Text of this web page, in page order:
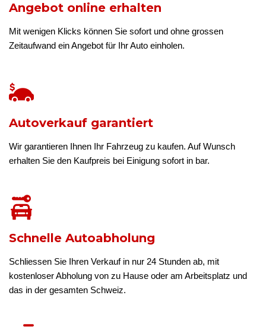
Angebot online erhalten
Mit wenigen Klicks können Sie sofort und ohne grossen
Zeitaufwand ein Angebot für Ihr Auto einholen.
Autoverkauf garantiert
Wir garantieren Ihnen Ihr Fahrzeug zu kaufen. Auf Wunsch
erhalten Sie den Kaufpreis bei Einigung sofort in bar.
Schnelle Autoabholung
Schliessen Sie Ihren Verkauf in nur 24 Stunden ab, mit
kostenloser Abholung von zu Hause oder am Arbeitsplatz und
das in der gesamten Schweiz.